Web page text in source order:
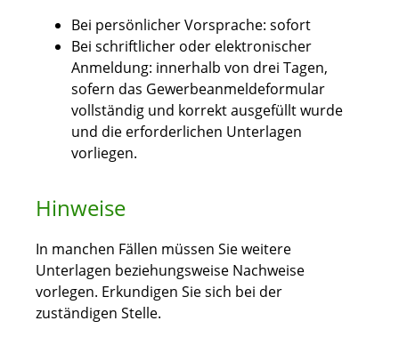
Bei persönlicher Vorsprache: sofort
Bei schriftlicher oder elektronischer
Anmeldung: innerhalb von drei Tagen,
sofern das Gewerbeanmeldeformular
vollständig und korrekt ausgefüllt wurde
und die erforderlichen Unterlagen
vorliegen.
Hinweise
In manchen Fällen müssen Sie weitere
Unterlagen beziehungsweise Nachweise
vorlegen. Erkundigen Sie sich bei der
zuständigen Stelle.